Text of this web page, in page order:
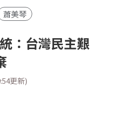
蕭美琴
：台灣民主艱
更新)